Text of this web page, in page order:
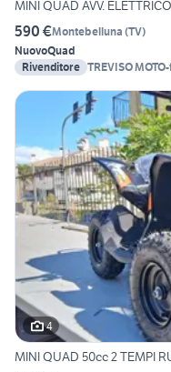
MINI QUAD AVV.
590 €Montebelluna (TV)
NuovoQuad
Rivenditore TREVISO
4
MINI QUAD 50cc 2 TEMPI